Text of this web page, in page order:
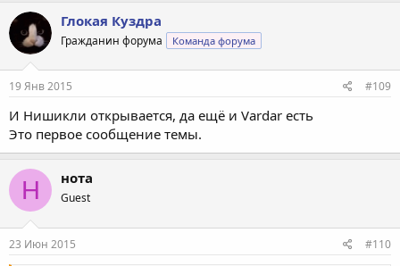
Глокая Куздра
Гражданин форума Команда форума
19 Янв 2015 #109
И Нишикли открывается, да ещё и Vardar есть
Это первое сообщение темы.
Н нота
Guest
23 Июн 2015 #110